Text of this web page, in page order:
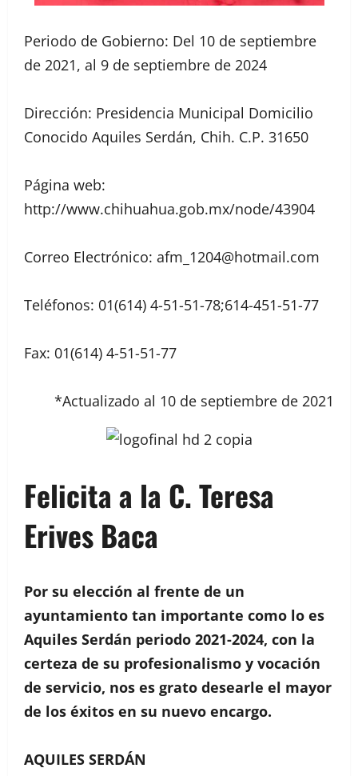
Periodo de Gobierno: Del 10 de septiembre
de 2021, al 9 de septiembre de 2024
Dirección: Presidencia Municipal Domicilio
Conocido Aquiles Serdán, Chih. C.P. 31650
Página web:
http://www.chihuahua.gob.mx/node/43904
Correo Electrónico: afm_1204@hotmail.com
Teléfonos: 01(614) 4-51-51-78;614-451-51-77
Fax: 01(614) 4-51-51-77
*Actualizado al 10 de septiembre de 2021
Felicita a la C. Teresa
Erives Baca
Por su elección al frente de un
ayuntamiento tan importante como lo es
Aquiles Serdán periodo 2021-2024, con la
certeza de su profesionalismo y vocación
de servicio, nos es grato desearle el mayor
de los éxitos en su nuevo encargo.
AQUILES SERDÁN